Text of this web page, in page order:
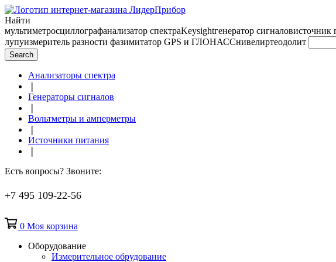
Найти
мультиметросциллографанализатор спектраKeysightгенератор сигналовисточник
лупуизмеритель разности фазимитатор GPS и ГЛОНАССнивелиртеодолит
Search
Анализаторы спектра
Генераторы сигналов
Вольтметры и амперметры
Источники питания
Есть вопросы? Звоните:
+7 495 109-22-56
0 Моя корзина
Оборудование
Измерительное обрудование